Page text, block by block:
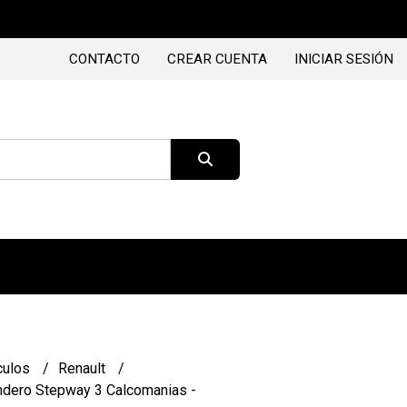
CONTACTO CREAR CUENTA INICIAR SESIÓN
Renault
Stepway 3 Calcomanias -